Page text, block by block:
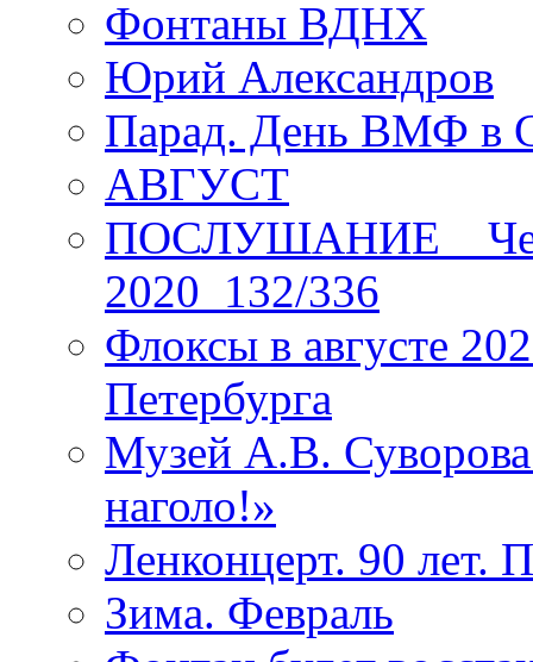
Фонтаны ВДНХ
Юрий Александров
Парад. День ВМФ в
АВГУСТ
ПОСЛУШАНИЕ _
2020_132/336
Флоксы в августе
Петербурга
Музей А.В.
наголо!»
Ленконцерт. 90 лет.
Зима. Февраль